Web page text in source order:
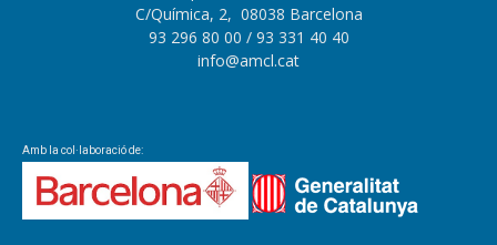
C/Química, 2, 08038 Barcelona
93 296 80 00 / 93 331 40 40
info@amcl.cat
Amb la col·laboració de: